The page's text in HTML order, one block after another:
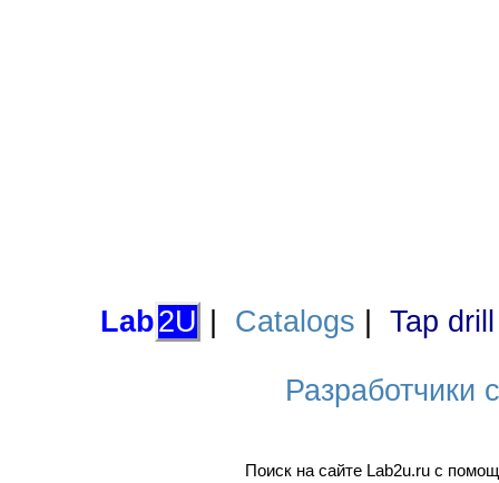
Lab2U Catalogs Tap
Разработчики
Поиск на сайте Lab2u.ru с